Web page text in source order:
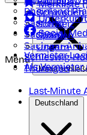
Rheinland
Saarland
Sachsen
Sachsen-
Schleswig-
Thüringen
Schweden
Schweiz
Spanien
Ungarn
Merkliste (
Social
Vermieter-
Als
Menü
Menü
Last-Minute
Deutschland